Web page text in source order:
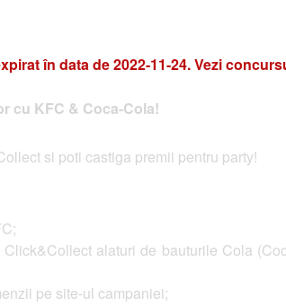
în data de 2022-11-24. Vezi
cu KFC & Coca-Cola!
si poti castiga premii pentru party!
alaturi de bauturile Cola
pe site-ul campaniei;